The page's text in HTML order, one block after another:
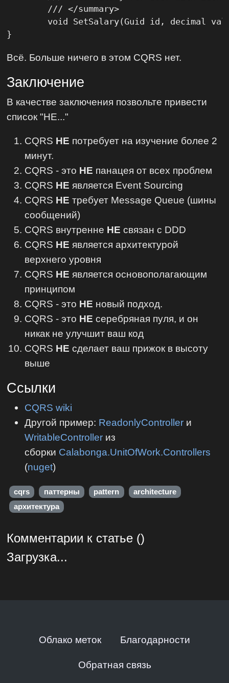
}
Всё. Больше ничего в этом CQRS нет.
Заключение
В качестве заключения позвольте привести
список "НЕ..."
CQRS НЕ потребует на изучение более 2
минут.
CQRS - это НЕ панацея от всех проблем
CQRS НЕ является Event Sourcing
CQRS НЕ требует Message Queue (шины
сообщений)
CQRS внутренне НЕ связан с DDD
CQRS НЕ является архитектурой
верхнего уровня
CQRS НЕ является основополагающим
принципом
CQRS - это НЕ новый подход.
CQRS - это НЕ серебряная пуля, и он
никак не улучшит ваш код
CQRS НЕ сделает ваш прижок в высоту
выше
Ссылки
CQRS wiki
Другой пример: ReadonlyController и
WritableController из
сборки Calabonga.UnitOfWork.Controllers
(nuget)
cqrs паттерны pattern
architecture
архитектура
Комментарии к статье ()
Загрузка...
Облако меток Благодарности
Обратная связь